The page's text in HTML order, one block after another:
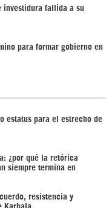
investidura fallida a su
para formar gobierno en
estatus para el estrecho de
¿por qué la retórica
siempre termina en
resistencia y
Karbala